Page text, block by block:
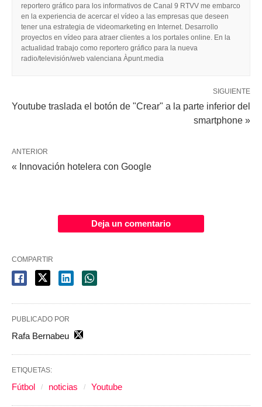
reportero gráfico para los informativos de Canal 9 RTVV me embarco
en la experiencia de acercar el vídeo a las empresas que deseen
tener una estrategia de videomarketing en Internet. Desarrollo
proyectos en vídeo para atraer clientes a los portales online. En la
actualidad trabajo como reportero gráfico para la nueva
radio/televisión/web valenciana Àpunt.media
SIGUIENTE
Youtube traslada el botón de "Crear" a la parte inferior del
smartphone »
ANTERIOR
« Innovación hotelera con Google
Deja un comentario
COMPARTIR
PUBLICADO POR
Rafa Bernabeu
ETIQUETAS:
Fútbol noticias Youtube